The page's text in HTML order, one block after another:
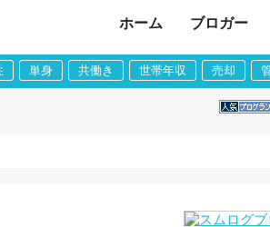
ホーム ブロガー
単身 共働き 世帯年収 売却